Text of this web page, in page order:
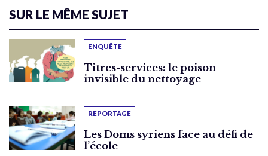
SUR LE MÊME SUJET
ENQUÊTE
Titres-services: le poison
invisible du nettoyage
REPORTAGE
Les Doms syriens face au défi de
l’école